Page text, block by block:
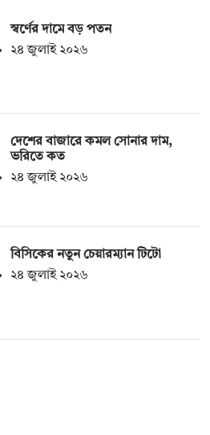
স্বর্ণের দামে বড় পতন
২৪ জুলাই ২০২৬
দেশের বাজারে কমল সোনার দাম,
ভরিতে কত
২৪ জুলাই ২০২৬
বিসিকের নতুন চেয়ারম্যান টিটো
২৪ জুলাই ২০২৬